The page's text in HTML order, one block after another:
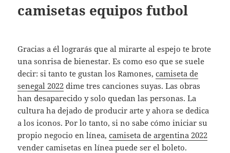
camisetas equipos futbol
Gracias a él lograrás que al mirarte al espejo te brote
una sonrisa de bienestar. Es como eso que se suele
decir: si tanto te gustan los Ramones,camiseta de
senegal 2022 dime tres canciones suyas. Las obras
han desaparecido y solo quedan las personas. La
cultura ha dejado de producir arte y ahora se dedica
a los iconos. Por lo tanto, si no sabe cómo iniciar su
propio negocio en línea,camiseta de argentina 2022
vender camisetas en línea puede ser el boleto.